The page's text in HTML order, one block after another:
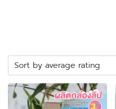
Call:
ค้นหาสินค้า
Search
หมวดหมู่สินค้า